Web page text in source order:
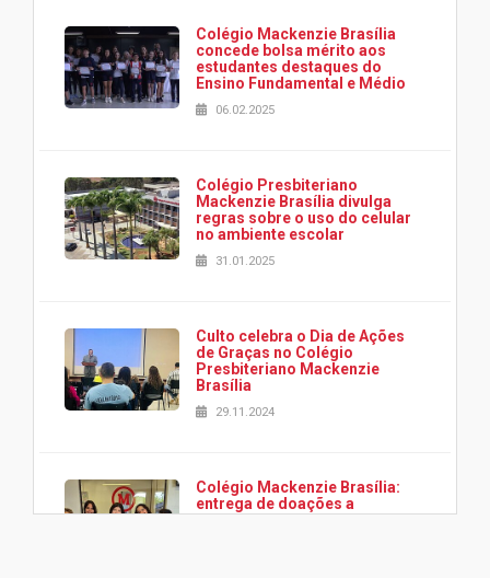
Colégio Mackenzie Brasília
concede bolsa mérito aos
estudantes destaques do
Ensino Fundamental e Médio
06.02.2025
Colégio Presbiteriano
Mackenzie Brasília divulga
regras sobre o uso do celular
no ambiente escolar
31.01.2025
Culto celebra o Dia de Ações
de Graças no Colégio
Presbiteriano Mackenzie
Brasília
29.11.2024
Colégio Mackenzie Brasília:
entrega de doações a
associação Viver da Cidade